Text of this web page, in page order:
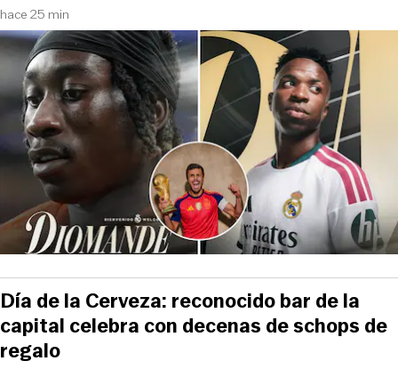
hace 25 min
Día de la Cerveza: reconocido bar de la
capital celebra con decenas de schops de
regalo